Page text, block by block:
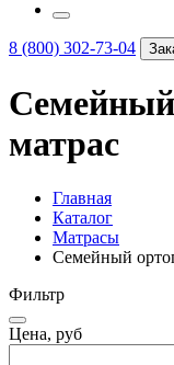
8 (800) 302-73-04
Семейный
матрас
Главная
Каталог
Матрасы
Семейный
Фильтр
Цена, руб